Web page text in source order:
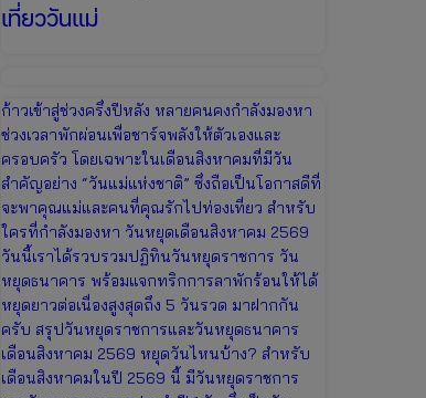
เที่ยววันแม่
ก้าวเข้าสู่ช่วงครึ่งปีหลัง หลายคนคงกำลังมองหา
ช่วงเวลาพักผ่อนเพื่อชาร์จพลังให้ตัวเองและ
ครอบครัว โดยเฉพาะในเดือนสิงหาคมที่มีวัน
สำคัญอย่าง “วันแม่แห่งชาติ” ซึ่งถือเป็นโอกาสดีที่
จะพาคุณแม่และคนที่คุณรักไปท่องเที่ยว สำหรับ
ใครที่กำลังมองหา วันหยุดเดือนสิงหาคม 2569
วันนี้เราได้รวบรวมปฏิทินวันหยุดราชการ วัน
หยุดธนาคาร พร้อมแจกทริกการลาพักร้อนให้ได้
หยุดยาวต่อเนื่องสูงสุดถึง 5 วันรวด มาฝากกัน
ครับ สรุปวันหยุดราชการและวันหยุดธนาคาร
เดือนสิงหาคม 2569 หยุดวันไหนบ้าง? สำหรับ
เดือนสิงหาคมในปี 2569 นี้ มีวันหยุดราชการ